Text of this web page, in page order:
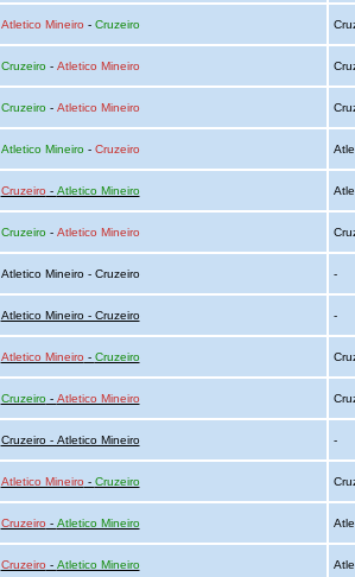
Atletico Mineiro - Cruzeiro
Cruzeiro- Atletico Mineiro
Cruzeiro- Atletico Mineiro
Atletico Mineiro- Cruzeiro
Cruzeiro - Atletico Mineiro
Cruzeiro- Atletico Mineiro
Atletico Mineiro - Cruzeiro -
Atletico Mineiro - Cruzeiro -
Atletico Mineiro - Cruzeiro
Cruzeiro- Atletico Mineiro
Cruzeiro - Atletico Mineiro -
Atletico Mineiro - Cruzeiro
Cruzeiro - Atletico Mineiro
Cruzeiro - Atletico Mineiro